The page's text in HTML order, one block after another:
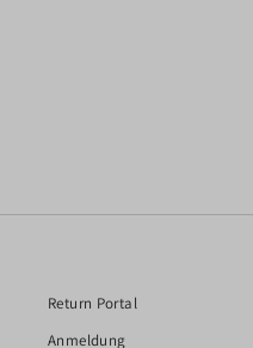
Return Portal
Anmeldung